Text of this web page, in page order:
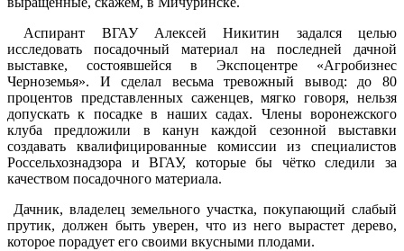
Аспирант ВГАУ Алексей Никитин задался целью
исследовать посадочный материал на последней дачной
выставке, состоявшейся в Экспоцентре «Агробизнес
Черноземья». И сделал весьма тревожный вывод: до 80
процентов представленных саженцев, мягко говоря, нельзя
допускать к посадке в наших садах. Члены воронежского
клуба предложили в канун каждой сезонной выставки
создавать квалифицированные комиссии из специалистов
Россельхознадзора и ВГАУ, которые бы чётко следили за
качеством посадочного материала.
Дачник, владелец земельного участка, покупающий слабый
прутик, должен быть уверен, что из него вырастет дерево,
которое порадует его своими вкусными плодами.